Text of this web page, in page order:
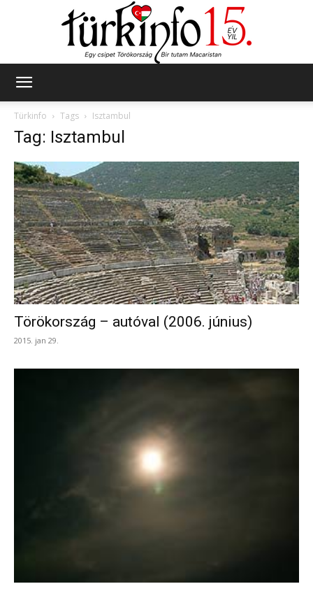
Türkinfo
Tags Isztambul
Tag: Isztambul
Törökország – autóval (2006. június)
2015. jan 29.